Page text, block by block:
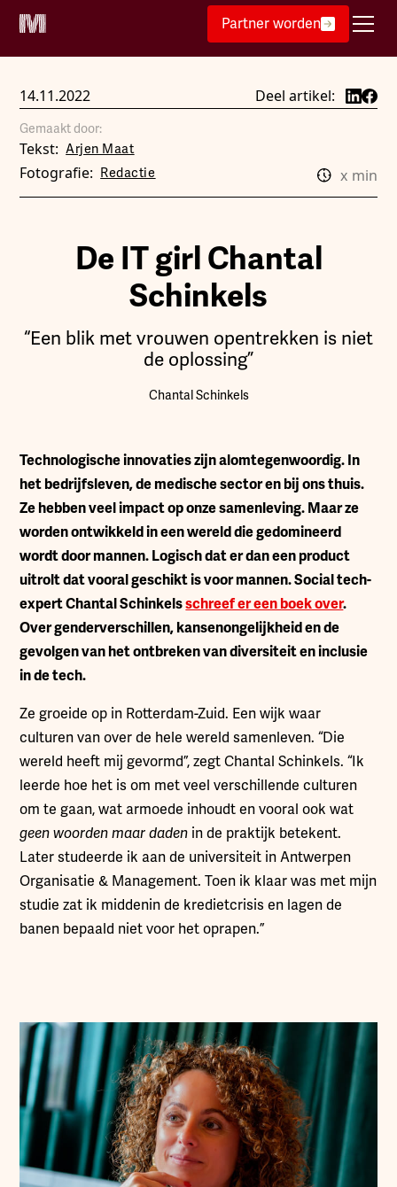
Partner worden
14.11.2022 Deel artikel:
Gemaakt door:
Tekst: Arjen Maat
Fotografie: Redactie x min
De IT girl Chantal
Schinkels
“Een blik met vrouwen opentrekken is niet
de oplossing”
Chantal Schinkels
Technologische innovaties zijn alomtegenwoordig. In
het bedrijfsleven, de medische sector en bij ons thuis.
Ze hebben veel impact op onze samenleving. Maar ze
worden ontwikkeld in een wereld die gedomineerd
wordt door mannen. Logisch dat er dan een product
uitrolt dat vooral geschikt is voor mannen. Social tech-
expert Chantal Schinkelsschreef er een boek over.
Over genderverschillen, kansenongelijkheid en de
gevolgen van het ontbreken van diversiteit en inclusie
in de tech.
Ze groeide op in Rotterdam-Zuid. Een wijk waar
culturen van over de hele wereld samenleven. “Die
wereld heeft mij gevormd”, zegt Chantal Schinkels. “Ik
leerde hoe het is om met veel verschillende culturen
om te gaan, wat armoede inhoudt en vooral ook wat
geen woorden maar daden in de praktijk betekent.
Later studeerde ik aan de universiteit in Antwerpen
Organisatie & Management. Toen ik klaar was met mijn
studie zat ik middenin de kredietcrisis en lagen de
banen bepaald niet voor het oprapen.”